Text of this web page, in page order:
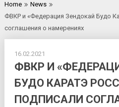
Home
News
ФВКР и «Федерация Зендокай Будо
соглашения о намерениях
16.02.2021
ФВКР И
БУДО КАРАТЭ
ПОДПИСАЛИ